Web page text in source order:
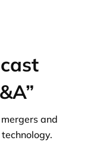
and